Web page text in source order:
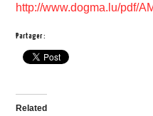
http://www.dogma.lu/pdf/
Partager :
Related